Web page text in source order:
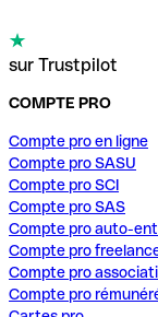
sur Trustpilot
COMPTE PRO
Compte pro en ligne
Compte pro SASU
Compte pro SCI
Compte pro SAS
Compte pro auto-
Compte pro
Compte pro
Compte pro